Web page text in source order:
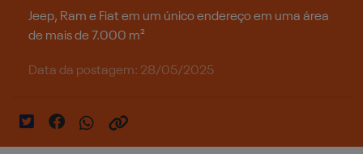
Jeep, Ram e Fiat em um único endereço em uma área
de mais de 7.000 m²
Data da postagem: 28/05/2025